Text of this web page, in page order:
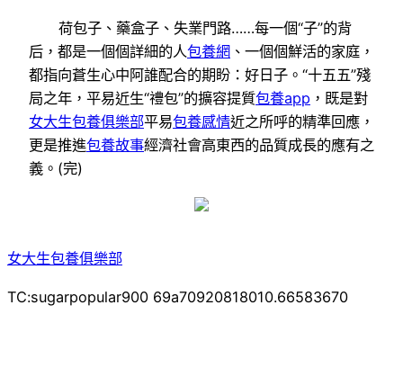
荷包子、藥盒子、失業門路……每一個“子”的背
后，都是一個個詳細的人包養網 、一個個鮮活的家庭，
都指向蒼生心中阿誰配合的期盼：好日子。“十五五”殘
局之年，平易近生“禮包”的擴容提質包養app ，既是對
女大生包養俱樂部平易包養感情近之所呼的精準回應，
更是推進包養故事經濟社會高東西的品質成長的應有之
義。(完)
女大生包養俱樂部
TC:sugarpopular900 69a70920818010.66583670